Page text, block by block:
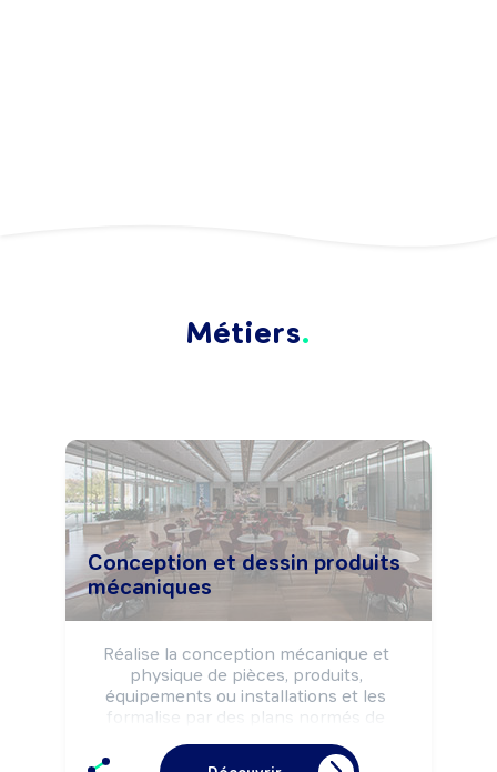
Métiers
Conception et dessin produits
mécaniques
Réalise la conception mécanique et
physique de pièces, produits,
équipements ou installations et les
formalise par des plans normés de
d'ensembles et des dossiers de